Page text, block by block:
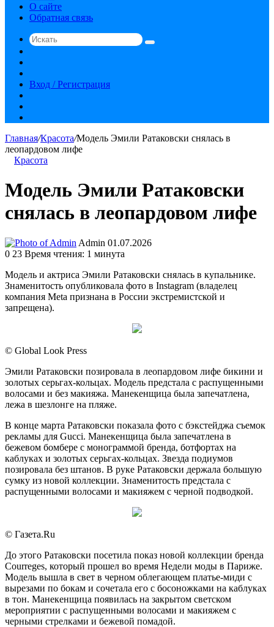
О сайте
Обратная связь
Искать
статья
Вход / Регистрация
Главная/Красота/Модель Эмили Ратаковски снялась в
леопардовом лифе
Красота
Модель Эмили Ратаковски
снялась в леопардовом лифе
Admin Send
an
01.07.2026
0 23 Время чтения: 1 минута
Модель и актриса Эмили Ратаковски снялась в купальнике.
Знаменитость опубликовала фото в Instagram (владелец
компания Meta признана в России экстремистской и
запрещена).
© Global Look Press
Эмили Ратаковски позировала в леопардовом лифе бикини и
золотых серьгах-кольцах. Модель предстала с распущенными
волосами и без макияжа. Манекенщица была запечатлена,
лежа в шезлонге на пляже.
В конце марта Ратаковски показала фото с бэкстейджа съемок
рекламы для Gucci. Манекенщица была запечатлена в
бежевом бомбере с монограммой бренда, ботфортах на
каблуках и золотых серьгах-кольцах. Звезда подиумов
позировала без штанов. В руке Ратаковски держала большую
сумку из новой коллекции. Знаменитость предстала с
распущенными волосами и макияжем с черной подводкой.
© Газета.Ru
До этого Ратаковски посетила показ новой коллекции бренда
Courreges, который прошел во время Недели моды в Париже.
Модель вышла в свет в черном облегающем платье-миди с
вырезами по бокам и сочетала его с босоножками на каблуках
в тон. Манекенщица появилась на закрытом светском
мероприятии с распущенными волосами и макияжем с
черными стрелками и бежевой помадой.